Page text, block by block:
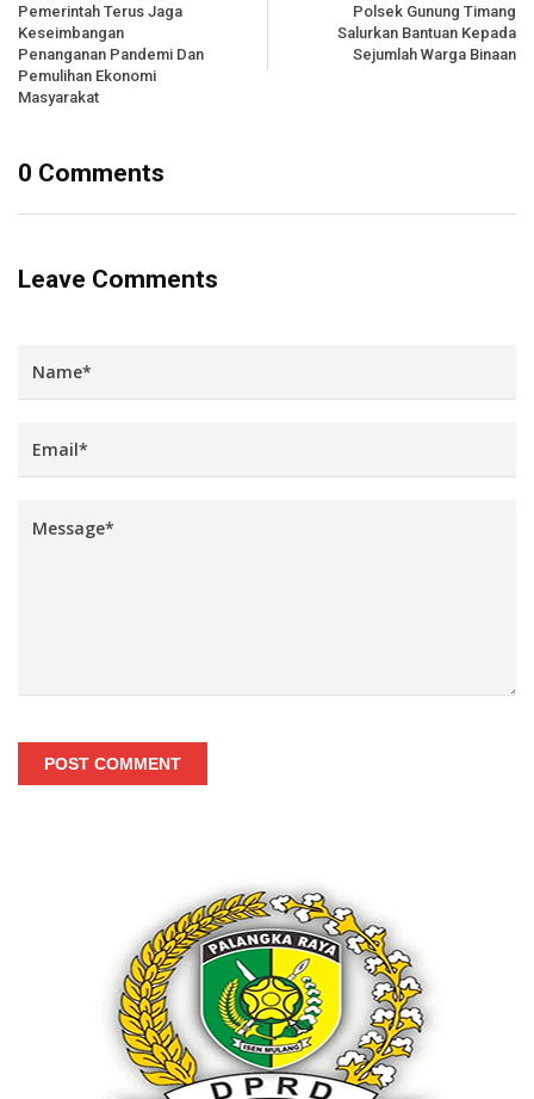
Pemerintah Terus Jaga
Keseimbangan
Penanganan Pandemi Dan
Pemulihan Ekonomi
Masyarakat
Polsek Gunung Timang
Salurkan Bantuan Kepada
Sejumlah Warga Binaan
0 Comments
Leave Comments
POST COMMENT